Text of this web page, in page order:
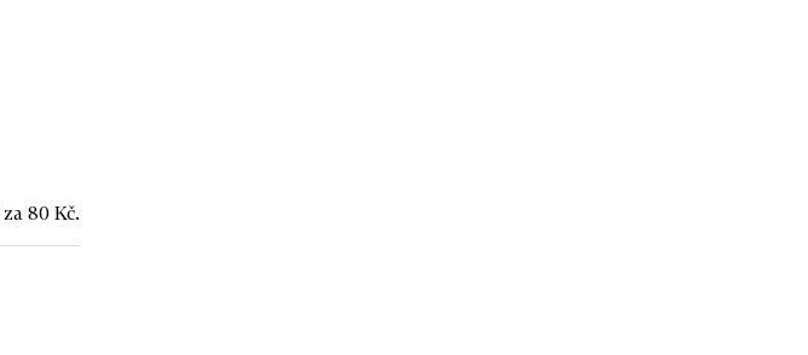
za 80 Kč.